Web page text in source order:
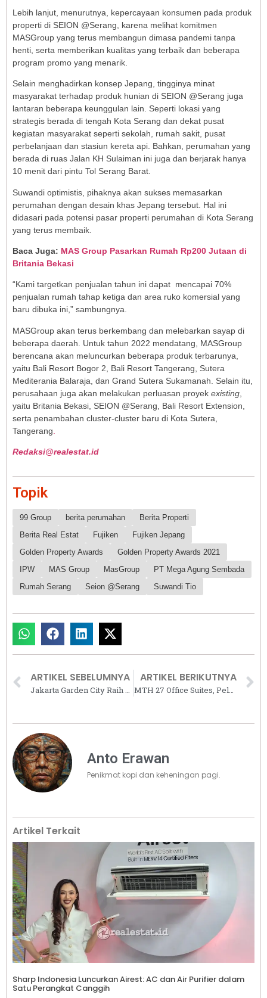
Lebih lanjut, menurutnya, kepercayaan konsumen pada produk
properti di SEION @Serang, karena melihat komitmen
MASGroup yang terus membangun dimasa pandemi tanpa
henti, serta memberikan kualitas yang terbaik dan beberapa
program promo yang menarik.
Selain menghadirkan konsep Jepang, tingginya minat
masyarakat terhadap produk hunian di SEION @Serang juga
lantaran beberapa keunggulan lain. Seperti lokasi yang
strategis berada di tengah Kota Serang dan dekat pusat
kegiatan masyarakat seperti sekolah, rumah sakit, pusat
perbelanjaan dan stasiun kereta api. Bahkan, perumahan yang
berada di ruas Jalan KH Sulaiman ini juga dan berjarak hanya
10 menit dari pintu Tol Serang Barat.
Suwandi optimistis, pihaknya akan sukses memasarkan
perumahan dengan desain khas Jepang tersebut. Hal ini
didasari pada potensi pasar properti perumahan di Kota Serang
yang terus membaik.
Baca Juga: MAS Group Pasarkan Rumah Rp200 Jutaan di
Britania Bekasi
“Kami targetkan penjualan tahun ini dapat mencapai 70%
penjualan rumah tahap ketiga dan area ruko komersial yang
baru dibuka ini,” sambungnya.
MASGroup akan terus berkembang dan melebarkan sayap di
beberapa daerah. Untuk tahun 2022 mendatang, MASGroup
berencana akan meluncurkan beberapa produk terbarunya,
yaitu Bali Resort Bogor 2, Bali Resort Tangerang, Sutera
Mediterania Balaraja, dan Grand Sutera Sukamanah. Selain itu,
perusahaan juga akan melakukan perluasan proyek existing
yaitu Britania Bekasi, SEION @Serang, Bali Resort Extension,
serta penambahan cluster-cluster baru di Kota Sutera,
Tangerang
Redaksi@realestat.id
Topik
99 Group berita perumahan
Berita Properti
Berita Real Estat
Fujiken
Fujiken Jepang
Golden Property Awards
Golden Property Awards 2021
IPW
MAS Group MasGroup
PT Mega Agung Sembada
Rumah Serang
Seion @Serang Suwandi Tio
ARTIKEL SEBELUMNYA
Jakarta Garden City Raih Dua Penghargaan Golden Property Awards 2021
ARTIKEL BERIKUTNYA
MTH 27 Office Suites, Pelopor Perkantoran Hijau dan Community Hub Berkonsep TOD
Anto Erawan
Penikmat kopi dan keheningan pagi.
Artikel Terkait
Sharp Indonesia Luncurkan Airest: AC dan Air Purifier dalam
Satu Perangkat Canggih